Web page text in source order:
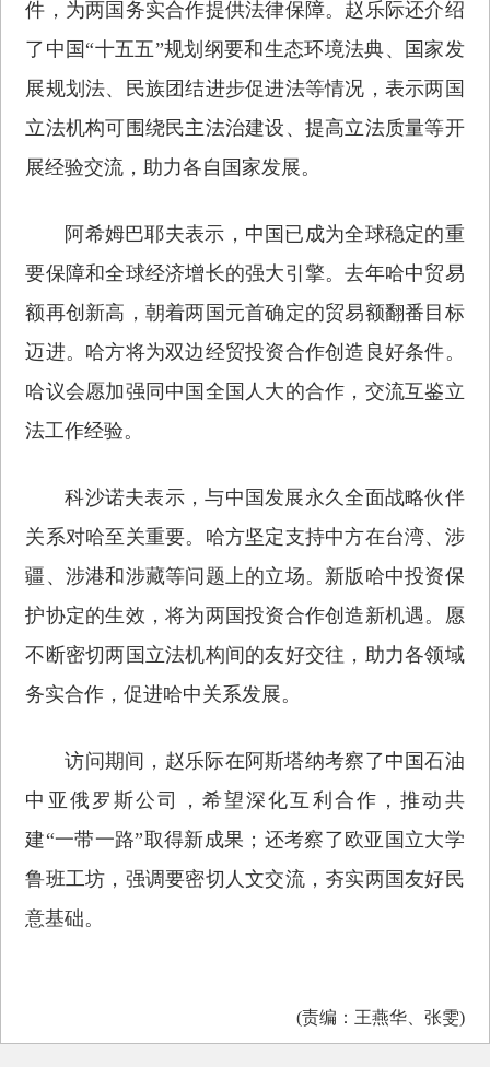
件，为两国务实合作提供法律保障。赵乐际还介绍
了中国“十五五”规划纲要和生态环境法典、国家发
展规划法、民族团结进步促进法等情况，表示两国
立法机构可围绕民主法治建设、提高立法质量等开
展经验交流，助力各自国家发展。
阿希姆巴耶夫表示，中国已成为全球稳定的重
要保障和全球经济增长的强大引擎。去年哈中贸易
额再创新高，朝着两国元首确定的贸易额翻番目标
迈进。哈方将为双边经贸投资合作创造良好条件。
哈议会愿加强同中国全国人大的合作，交流互鉴立
法工作经验。
科沙诺夫表示，与中国发展永久全面战略伙伴
关系对哈至关重要。哈方坚定支持中方在台湾、涉
疆、涉港和涉藏等问题上的立场。新版哈中投资保
护协定的生效，将为两国投资合作创造新机遇。愿
不断密切两国立法机构间的友好交往，助力各领域
务实合作，促进哈中关系发展。
访问期间，赵乐际在阿斯塔纳考察了中国石油
中亚俄罗斯公司，希望深化互利合作，推动共
建“一带一路”取得新成果；还考察了欧亚国立大学
鲁班工坊，强调要密切人文交流，夯实两国友好民
意基础。
(责编：王燕华、张雯)